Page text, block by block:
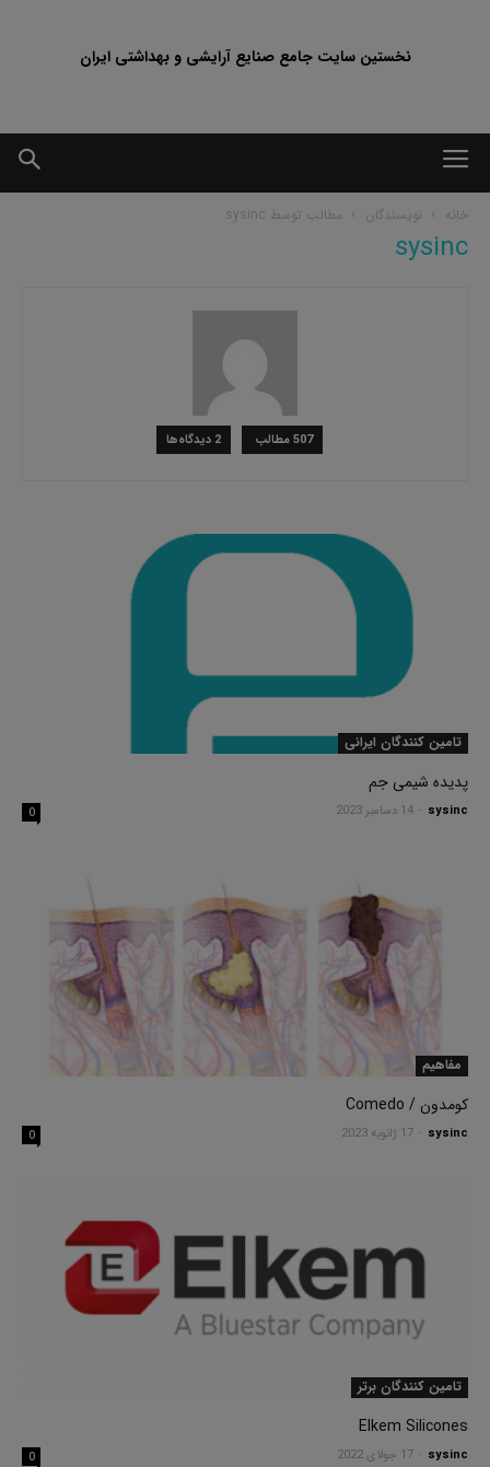
نخستین سایت جامع صنایع آرایشی و بهداشتی ایران
خانه نویسندگان مطالب توسط sysinc
sysinc
507 مطالب 2 دیدگاه‌ها
تامین کنندگان ایرانی
پدیده شیمی جم
sysinc 14 دسامبر 2023 0
مفاهیم
کومدون / Comedo
sysinc 17 ژانویه 2023 0
تامین کنندگان برتر
Elkem Silicones
sysinc 17 جولای 2022 0